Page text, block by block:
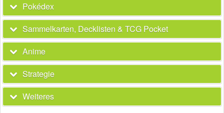
Pokédex
Sammelkarten, Decklisten & TCG Pocket
Anime
Strategie
Weiteres